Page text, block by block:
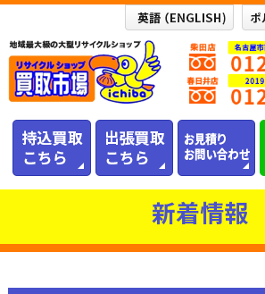
新着情報